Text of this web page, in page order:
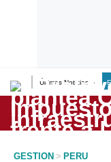
Últimas Noticias
Lo último
Peru Quiosco
GESTION > PERU